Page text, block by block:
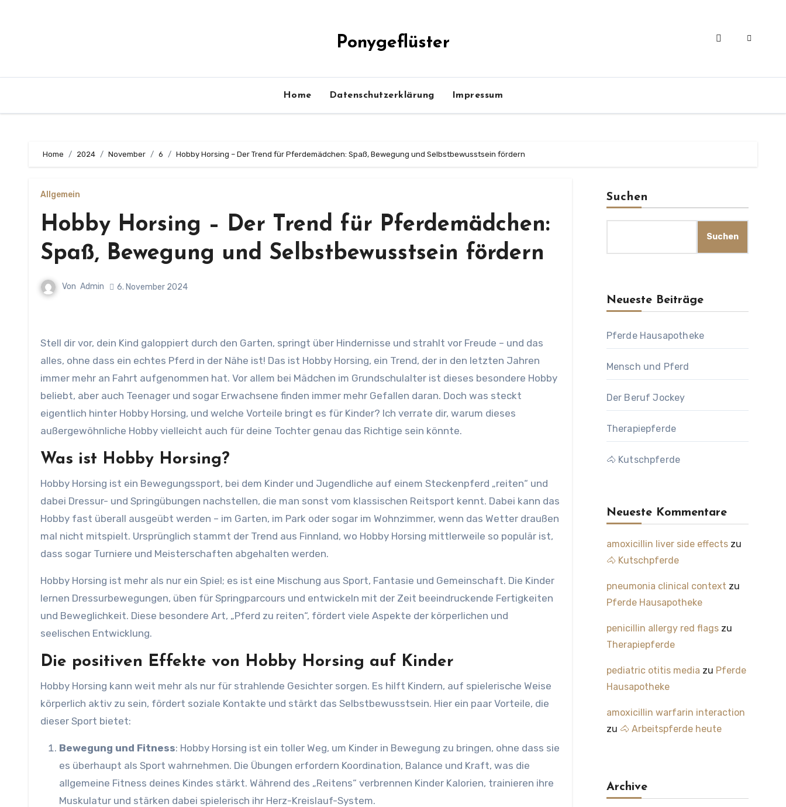
Ponygeflüster
Home Datenschutzerklärung Impressum
Home 2024 November 6 Hobby Horsing – Der Trend für Pferdemädchen: Spaß, Bewegung und Selbstbewusstsein fördern
Allgemein
Hobby Horsing – Der Trend für Pferdemädchen:
Spaß, Bewegung und Selbstbewusstsein fördern
Von Admin 6. November 2024
Stell dir vor, dein Kind galoppiert durch den Garten, springt über Hindernisse und strahlt vor Freude – und das
alles, ohne dass ein echtes Pferd in der Nähe ist! Das ist Hobby Horsing, ein Trend, der in den letzten Jahren
immer mehr an Fahrt aufgenommen hat. Vor allem bei Mädchen im Grundschulalter ist dieses besondere Hobby
beliebt, aber auch Teenager und sogar Erwachsene finden immer mehr Gefallen daran. Doch was steckt
eigentlich hinter Hobby Horsing, und welche Vorteile bringt es für Kinder? Ich verrate dir, warum dieses
außergewöhnliche Hobby vielleicht auch für deine Tochter genau das Richtige sein könnte.
Was ist Hobby Horsing?
Hobby Horsing ist ein Bewegungssport, bei dem Kinder und Jugendliche auf einem Steckenpferd „reiten“ und
dabei Dressur- und Springübungen nachstellen, die man sonst vom klassischen Reitsport kennt. Dabei kann das
Hobby fast überall ausgeübt werden – im Garten, im Park oder sogar im Wohnzimmer, wenn das Wetter draußen
mal nicht mitspielt. Ursprünglich stammt der Trend aus Finnland, wo Hobby Horsing mittlerweile so populär ist,
dass sogar Turniere und Meisterschaften abgehalten werden.
Hobby Horsing ist mehr als nur ein Spiel; es ist eine Mischung aus Sport, Fantasie und Gemeinschaft. Die Kinder
lernen Dressurbewegungen, üben für Springparcours und entwickeln mit der Zeit beeindruckende Fertigkeiten
und Beweglichkeit. Diese besondere Art, „Pferd zu reiten“, fördert viele Aspekte der körperlichen und
seelischen Entwicklung.
Die positiven Effekte von Hobby Horsing auf Kinder
Hobby Horsing kann weit mehr als nur für strahlende Gesichter sorgen. Es hilft Kindern, auf spielerische Weise
körperlich aktiv zu sein, fördert soziale Kontakte und stärkt das Selbstbewusstsein. Hier ein paar Vorteile, die
dieser Sport bietet:
Bewegung und Fitness: Hobby Horsing ist ein toller Weg, um Kinder in Bewegung zu bringen, ohne dass sie
es überhaupt als Sport wahrnehmen. Die Übungen erfordern Koordination, Balance und Kraft, was die
allgemeine Fitness deines Kindes stärkt. Während des „Reitens“ verbrennen Kinder Kalorien, trainieren ihre
Muskulatur und stärken dabei spielerisch ihr Herz-Kreislauf-System.
Suchen
Suchen
Neueste Beiträge
Pferde Hausapotheke
Mensch und Pferd
Der Beruf Jockey
Therapiepferde
🐴 Kutschpferde
Neueste Kommentare
amoxicillin liver side effectszu
🐴 Kutschpferde
pneumonia clinical context zu
Pferde Hausapotheke
penicillin allergy red flagszu
Therapiepferde
pediatric otitis media zu Pferde
Hausapotheke
amoxicillin warfarin interaction
zu 🐴 Arbeitspferde heute
Archive